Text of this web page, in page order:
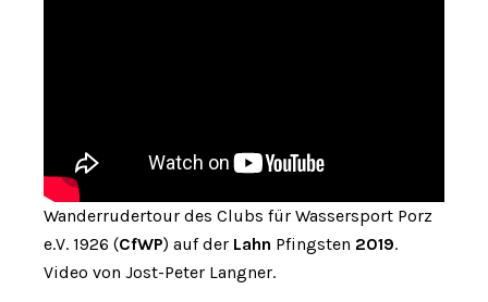
Wanderrudertour des Clubs für Wassersport Porz
e.V. 1926 (CfWP) auf der Lahn Pfingsten 2019.
Video von Jost-Peter Langner.